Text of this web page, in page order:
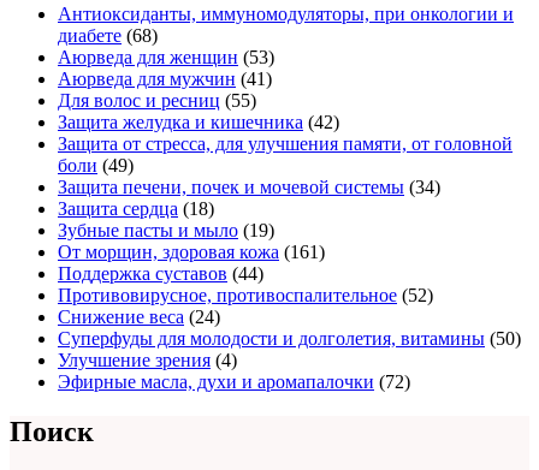
Антиоксиданты, иммуномодуляторы, при онкологии и
диабете (68)
Аюрведа для женщин (53)
Аюрведа для мужчин (41)
Для волос и ресниц (55)
Защита желудка и кишечника (42)
Защита от стресса, для улучшения памяти, от головной
боли (49)
Защита печени, почек и мочевой системы (34)
Защита сердца (18)
Зубные пасты и мыло (19)
От морщин, здоровая кожа (161)
Поддержка суставов (44)
Противовирусное, противоспалительное (52)
Снижение веса (24)
Суперфуды для молодости и долголетия, витамины (50)
Улучшение зрения (4)
Эфирные масла, духи и аромапалочки (72)
Поиск